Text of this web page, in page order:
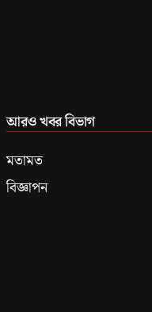
আরও খবর বিভাগ
মতামত
বিজ্ঞাপন